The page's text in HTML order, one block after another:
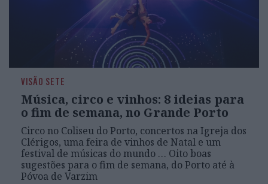
VISÃO SETE
Música, circo e vinhos: 8 ideias para
o fim de semana, no Grande Porto
Circo no Coliseu do Porto, concertos na Igreja dos
Clérigos, uma feira de vinhos de Natal e um
festival de músicas do mundo … Oito boas
sugestões para o fim de semana, do Porto até à
Póvoa de Varzim